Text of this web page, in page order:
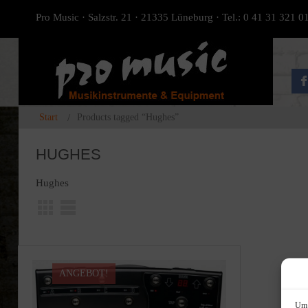
Um
Pro Music · Salzstr. 21 · 21335 Lüneburg · Tel.: 0 41 31 321 01
Start Products tagged “Hughes”
HUGHES
Hughes
ANGEBOT!